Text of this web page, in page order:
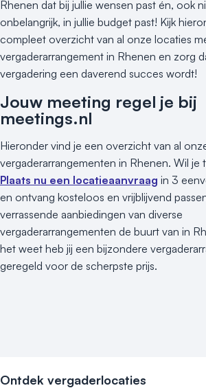
Rhenen dat bij jullie wensen past én, ook
onbelangrijk, in jullie budget past! Kijk
compleet overzicht van al onze locaties
vergaderarrangement in Rhenen en zorg
vergadering een daverend succes wordt!
Jouw meeting regel je bij
meetings.nl
Hieronder vind je een overzicht van al
vergaderarrangementen in Rhenen. Wil je
Plaats nu een locatieaanvraag in 3
en ontvang kosteloos en vrijblijvend
verrassende aanbiedingen van diverse
vergaderarrangementen de buurt van in
het weet heb jij een bijzondere
geregeld voor de scherpste prijs.
Ontdek vergaderlocaties